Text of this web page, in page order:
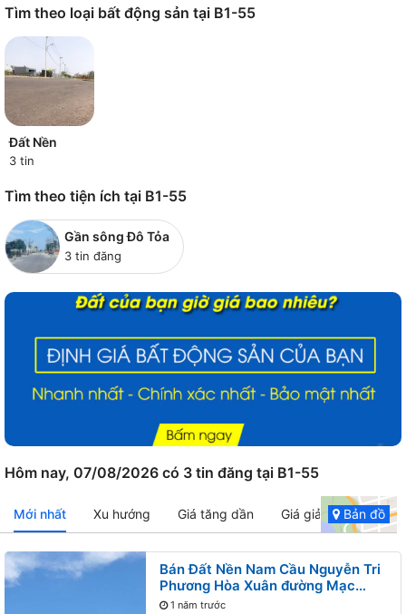
Tìm theo loại bất động sản tại B1-55
Đất Nền
3 tin
Tìm theo tiện ích tại B1-55
Gần sông Đô Tỏa
3 tin đăng
Hôm nay, 07/08/2026 có 3 tin đăng tại B1-55
Mới nhất Xu hướng Giá tăng dần Giá giảm dầnBản đồ
Bán Đất Nền Nam Cầu Nguyễn Tri
Phương Hòa Xuân đường Mạc
Đăng Dung B1-55 lô 2x - Gần sông
1 năm trước